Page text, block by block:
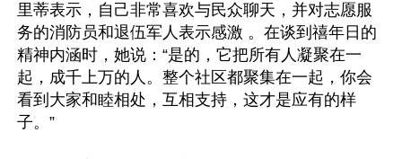
里蒂表示，自己非常喜欢与民众聊天，并对志愿服
务的消防员和退伍军人表示感激 。在谈到禧年日的
精神内涵时，她说：“是的，它把所有人凝聚在一
起，成千上万的人。整个社区都聚集在一起，你会
看到大家和睦相处，互相支持，这才是应有的样
子。”